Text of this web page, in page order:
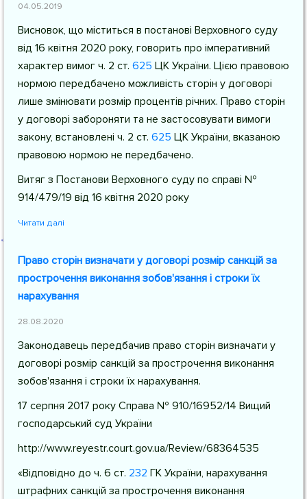
04.05.2019
Висновок, що міститься в постанові Верховного суду
від 16 квітня 2020 року, говорить про імперативний
характер вимог ч. 2 ст. 625 ЦК України. Цією правовою
нормою передбачено можливість сторін у договорі
лише змінювати розмір процентів річних. Право сторін
у договорі забороняти та не застосовувати вимоги
закону, встановлені ч. 2 ст. 625 ЦК України, вказаною
правовою нормою не передбачено.
Витяг з Постанови Верховного суду по справі №
914/479/19 від 16 квітня 2020 року
Читати далі
Право сторін визначати у договорі розмір санкцій за
прострочення виконання зобов'язання і строки їх
нарахування
28.08.2020
Законодавець передбачив право сторін визначати у
договорі розмір санкцій за прострочення виконання
зобов'язання і строки їх нарахування.
17 серпня 2017 року Справа № 910/16952/14 Вищий
господарський суд України
http://www.reyestr.court.gov.ua/Review/68364535
«Відповідно до ч. 6 ст. 232 ГК України, нарахування
штрафних санкцій за прострочення виконання